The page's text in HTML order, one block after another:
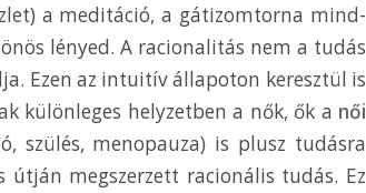
a meditáció, a gátizomtorna mind-
lényed. A racionalitás nem a tudás
Ezen az intuitív állapoton keresztül is
különleges helyzetben a nők, ők a női
szülés, menopauza) is plusz tudásra
megszerzett racionális tudás. Ez